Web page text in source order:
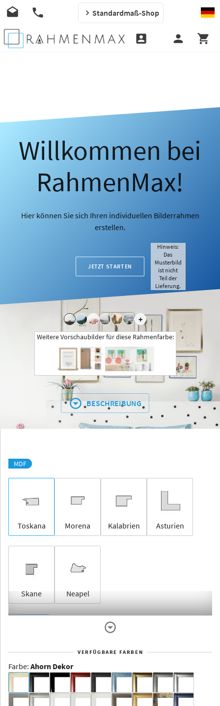
Standardmaß-Shop
Willkommen bei
RahmenMax!
Hier können Sie sich Ihren individuellen Bilderrahmen
erstellen.
JETZT STARTEN
+
Hinweis:
Das
Musterbild
ist nicht
Teil der
Lieferung.
Weitere Vorschaubilder für diese Rahmenfarbe:
BESCHREIBUNG
MDF
Toskana Morena Kalabrien Asturien
Skane Neapel
Dakota -
Rahmenloser
VERFÜGBARE FARBEN
Farbe: Ahorn Dekor